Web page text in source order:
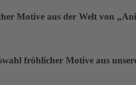
Motive aus der Welt von
fröhlicher Motive aus